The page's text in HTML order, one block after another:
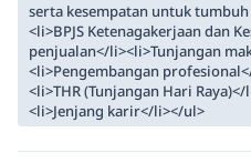
serta kesempatan untuk
<li>BPJS Ketenagakerjaan dan
penjualan</li><li>Tunjangan
<li>Pengembangan
<li>THR (Tunjangan Hari
<li>Jenjang karir</li></ul>